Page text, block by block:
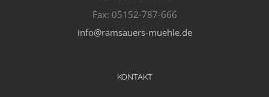
Fax: 05152-787-666
info@ramsauers-muehle.de
KONTAKT